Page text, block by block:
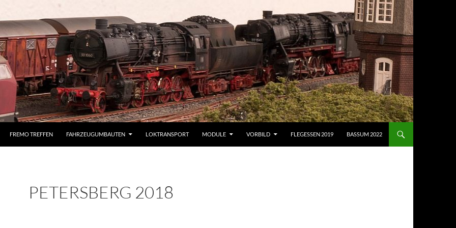
FREMO TREFFEN FAHRZEUGUMBAUTEN LOKTRANSPORT MODULE VORBILD FLEGESSEN 2019 BASSUM 2022
PETERSBERG 2018